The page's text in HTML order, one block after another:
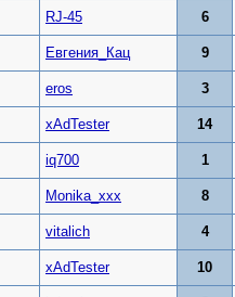
RJ-45 6
Евгения_Кац 9
eros 3
xAdTester 14
iq700 1
Monika_xxx 8
vitalich 4
xAdTester 10